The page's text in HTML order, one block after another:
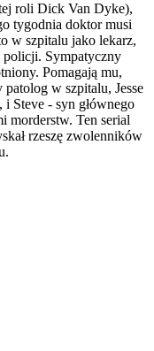
roli Dick Van Dyke),
tygodnia doktor musi
w szpitalu jako lekarz,
policji. Sympatyczny
Pomagają mu,
w szpitalu, Jesse
Steve - syn głównego
morderstw. Ten serial
rzeszę zwolenników